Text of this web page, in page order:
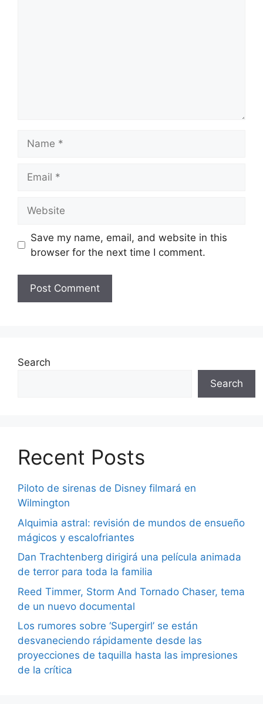
Save my name, email, and website in this
browser for the next time I comment.
Search
Search
Recent Posts
Piloto de sirenas de Disney filmará en
Wilmington
Alquimia astral: revisión de mundos de ensueño
mágicos y escalofriantes
Dan Trachtenberg dirigirá una película animada
de terror para toda la familia
Reed Timmer, Storm And Tornado Chaser, tema
de un nuevo documental
Los rumores sobre ‘Supergirl’ se están
desvaneciendo rápidamente desde las
proyecciones de taquilla hasta las impresiones
de la crítica